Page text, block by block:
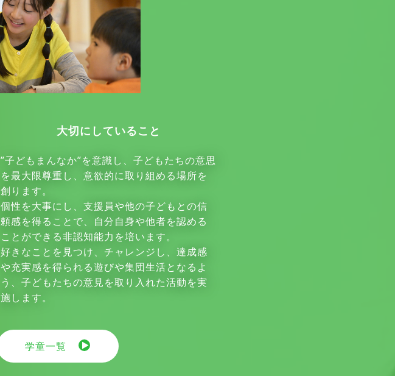
大切にしていること
”子どもまんなか”を意識し、子どもたちの意思
を最大限尊重し、意欲的に取り組める場所を
創ります。
個性を大事にし、支援員や他の子どもとの信
頼感を得ることで、自分自身や他者を認める
ことができる非認知能力を培います。
好きなことを見つけ、チャレンジし、達成感
や充実感を得られる遊びや集団生活となるよ
う、子どもたちの意見を取り入れた活動を実
施します。
学童一覧